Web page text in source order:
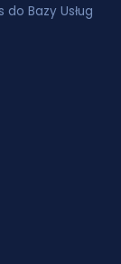
Bazy Usług